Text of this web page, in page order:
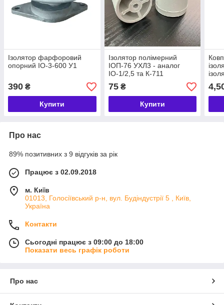
Ізолятор фарфоровий
опорний ІО-3-600 У1
390 ₴
Купити
Ізолятор полімерний
ІОП-76 УХЛ3 - аналог
ІО-1/2,5 та К-711
75₴
Купити
Про нас
89% позитивних з 9 відгуків за рік
Працює з 02.09.2018
м. Київ
01013, Голосіївський р-н, вул. Будіндустрії 5 , Київ,
Україна
Контакти
Сьогодні працює з 09:00 до 18:00
Показати весь графік роботи
Про нас